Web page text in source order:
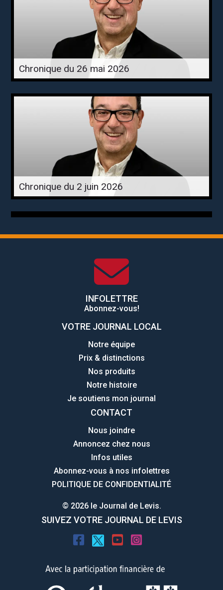
Chronique du 26 mai 2026
Chronique du 2 juin 2026
INFOLETTRE
Abonnez-vous!
VOTRE JOURNAL LOCAL
Notre équipe
Prix & distinctions
Nos produits
Notre histoire
Je soutiens mon journal
CONTACT
Nous joindre
Annoncez chez nous
Infos utiles
Abonnez-vous à nos infolettres
POLITIQUE DE CONFIDENTIALITÉ
© 2026 le Journal de Levis.
SUIVEZ VOTRE JOURNAL DE LEVIS